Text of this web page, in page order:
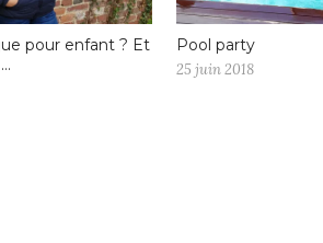
pour enfant ? Et
Pool party
25 juin 2018